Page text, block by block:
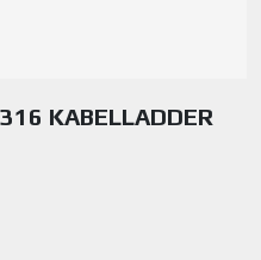
KABELLADDER